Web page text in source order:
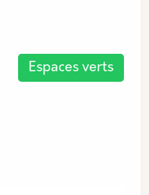
Espaces verts